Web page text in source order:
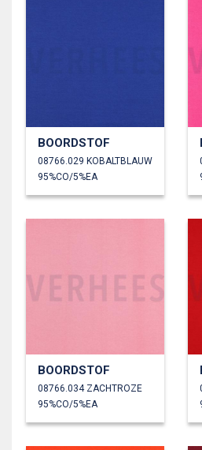
BOORDSTOF
08766.029 KOBALTBLAUW
95%CO/5%EA
BOORDSTOF
08766.034 ZACHTROZE
95%CO/5%EA